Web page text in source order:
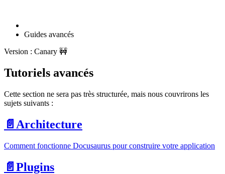
Guides avancés
Version : Canary 🚧
Tutoriels avancés
Cette section ne sera pas très structurée, mais nous couvrirons les
sujets suivants :
📄️ Architecture
Comment fonctionne Docusaurus pour construire votre application
📄️ Plugins